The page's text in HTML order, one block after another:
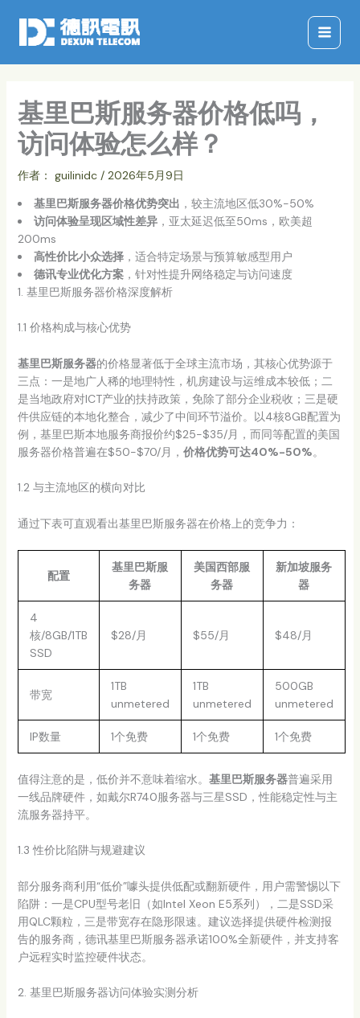
容
基里巴斯服务器价格低吗，
访问体验怎么样？
作者： guilinidc / 2026年5月9日
基里巴斯服务器价格优势突出 ，较主流地区低30%-50%
访问体验呈现区域性差异，亚太延迟低至50ms，欧美超
200ms
高性价比小众选择，适合特定场景与预算敏感型用户
德讯专业优化方案，针对性提升网络稳定与访问速度
1. 基里巴斯服务器价格深度解析
1.1 价格构成与核心优势
基里巴斯服务器的价格显著低于全球主流市场，其核心优势源于
三点：一是地广人稀的地理特性，机房建设与运维成本较低；二
是当地政府对ICT产业的扶持政策，免除了部分企业税收；三是硬
件供应链的本地化整合，减少了中间环节溢价。以4核8GB配置为
例，基里巴斯本地服务商报价约$25-$35/月，而同等配置的美国
服务器价格普遍在$50-$70/月， 价格优势可达40%-50%。
1.2 与主流地区的横向对比
通过下表可直观看出基里巴斯服务器在价格上的竞争力：
配置
基里巴斯服
务器
美国西部服
务器
新加坡服务
器
4
核/8GB/1TB
SSD
$28/月 $55/月 $48/月
带宽
1TB
unmetered
1TB
unmetered
500GB
unmetered
IP数量 1个免费 1个免费 1个免费
值得注意的是，低价并不意味着缩水。 基里巴斯服务器普遍采用
一线品牌硬件，如戴尔R740服务器与三星SSD，性能稳定性与主
流服务器持平。
1.3 性价比陷阱与规避建议
部分服务商利用“低价”噱头提供低配或翻新硬件，用户需警惕以下
陷阱：一是CPU型号老旧（如Intel Xeon E5系列），二是SSD采
用QLC颗粒，三是带宽存在隐形限速。建议选择提供硬件检测报
告的服务商，德讯基里巴斯服务器承诺100%全新硬件，并支持客
户远程实时监控硬件状态。
2. 基里巴斯服务器访问体验实测分析